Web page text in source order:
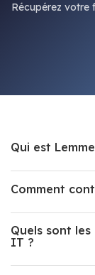
Récupérez votre
Qui est
Comment
Quels sont
IT ?